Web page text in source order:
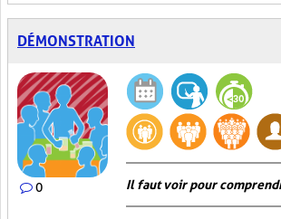
DÉMONSTRATION
0 Il faut voir pour